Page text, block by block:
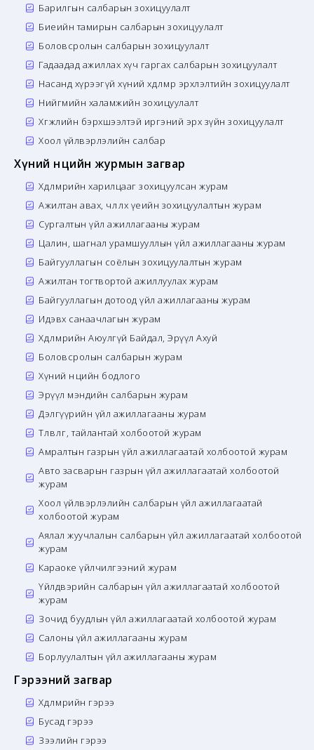
Барилгын салбарын зохицуулалт
Биеийн тамирын салбарын зохицуулалт
Боловсролын салбарын зохицуулалт
Гадаадад ажиллах хүч гаргах салбарын зохицуулалт
Насанд хүрээгүй хүний хөдөлмөр эрхлэлтийн зохицуулалт
Нийгмийн халамжийн зохицуулалт
Хөгжлийн бэрхшээлтэй иргэний эрх зүйн зохицуулалт
Хоол үйлвэрлэлийн салбар
Хүний нөөцийн журмын загвар
Хөдөлмөрийн харилцааг зохицуулсан журам
Ажилтан авах, чөлөөлөх үеийн зохицуулалтын журам
Сургалтын үйл ажиллагааны журам
Цалин, шагнал урамшууллын үйл ажиллагааны журам
Байгууллагын соёлын зохицуулалтын журам
Ажилтан тогтвортой ажиллуулах журам
Байгууллагын дотоод үйл ажиллагааны журам
Идэвх санаачлагын журам
Хөдөлмөрийн Аюулгүй Байдал, Эрүүл Ахуй
Боловсролын салбарын журам
Хүний нөөцийн бодлого
Эрүүл мэндийн салбарын журам
Дэлгүүрийн үйл ажиллагааны журам
Төлөвлөгөө, тайлантай холбоотой журам
Амралтын газрын үйл ажиллагаатай холбоотой журам
Авто засварын газрын үйл ажиллагаатай холбоотой
журам
Хоол үйлвэрлэлийн салбарын үйл ажиллагаатай
холбоотой журам
Аялал жуучлалын салбарын үйл ажиллагаатай холбоотой
журам
Караоке үйлчилгээний журам
Үйлдвэрийн салбарын үйл ажиллагаатай холбоотой
журам
Зочид буудлын үйл ажиллагаатай холбоотой журам
Салоны үйл ажиллагааны журам
Борлуулалтын үйл ажиллагааны журам
Гэрээний загвар
Хөдөлмөрийн гэрээ
Бусад гэрээ
Зээлийн гэрээ